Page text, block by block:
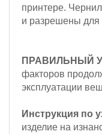
принтере.
и разрешены для
ПРАВИЛЬНЫЙ
факторов
эксплуатации
Инструкция по
изделие на